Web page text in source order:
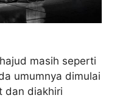
masih seperti
umumnya dimulai
dan diakhiri